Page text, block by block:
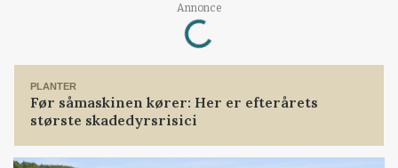
Annonce
Loading...
PLANTER
Før såmaskinen kører: Her er efterårets
største skadedyrsrisici